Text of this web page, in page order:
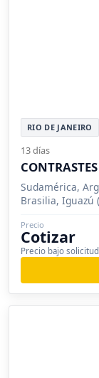
RIO DE JANEIRO
13 días
Sudamérica,
Brasilia, Iguazú
Precio
Cotizar
Precio bajo solicitud